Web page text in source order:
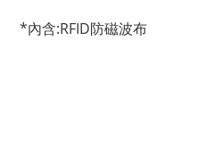
*內含:RFID防磁波布